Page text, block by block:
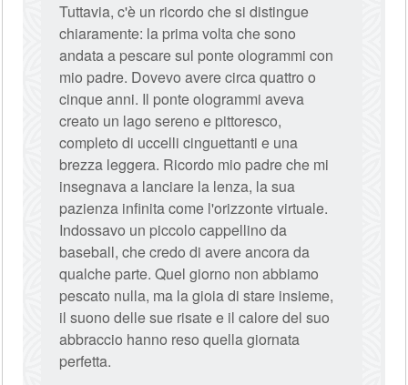
Tuttavia, c'è un ricordo che si distingue
chiaramente: la prima volta che sono
andata a pescare sul ponte ologrammi con
mio padre. Dovevo avere circa quattro o
cinque anni. Il ponte ologrammi aveva
creato un lago sereno e pittoresco,
completo di uccelli cinguettanti e una
brezza leggera. Ricordo mio padre che mi
insegnava a lanciare la lenza, la sua
pazienza infinita come l'orizzonte virtuale.
Indossavo un piccolo cappellino da
baseball, che credo di avere ancora da
qualche parte. Quel giorno non abbiamo
pescato nulla, ma la gioia di stare insieme,
il suono delle sue risate e il calore del suo
abbraccio hanno reso quella giornata
perfetta.